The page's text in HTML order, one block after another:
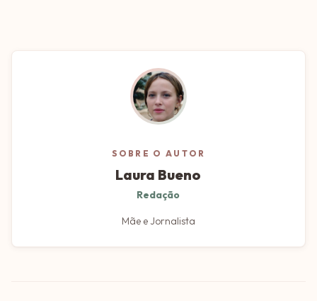
SOBRE O AUTOR
Laura Bueno
Redação
Mãe e Jornalista